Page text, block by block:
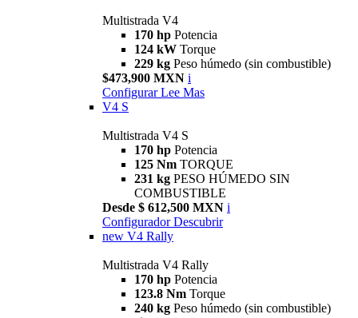
Multistrada V4
170 hp Potencia
124 kW Torque
229 kg Peso húmedo (sin combustible)
$473,900 MXN i
Configurar Lee Mas
V4 S
Multistrada V4 S
170 hp Potencia
125 Nm TORQUE
231 kg PESO HÚMEDO SIN
COMBUSTIBLE
Desde $ 612,500 MXN i
Configurador Descubrir
new V4 Rally
Multistrada V4 Rally
170 hp Potencia
123.8 Nm Torque
240 kg Peso húmedo (sin combustible)